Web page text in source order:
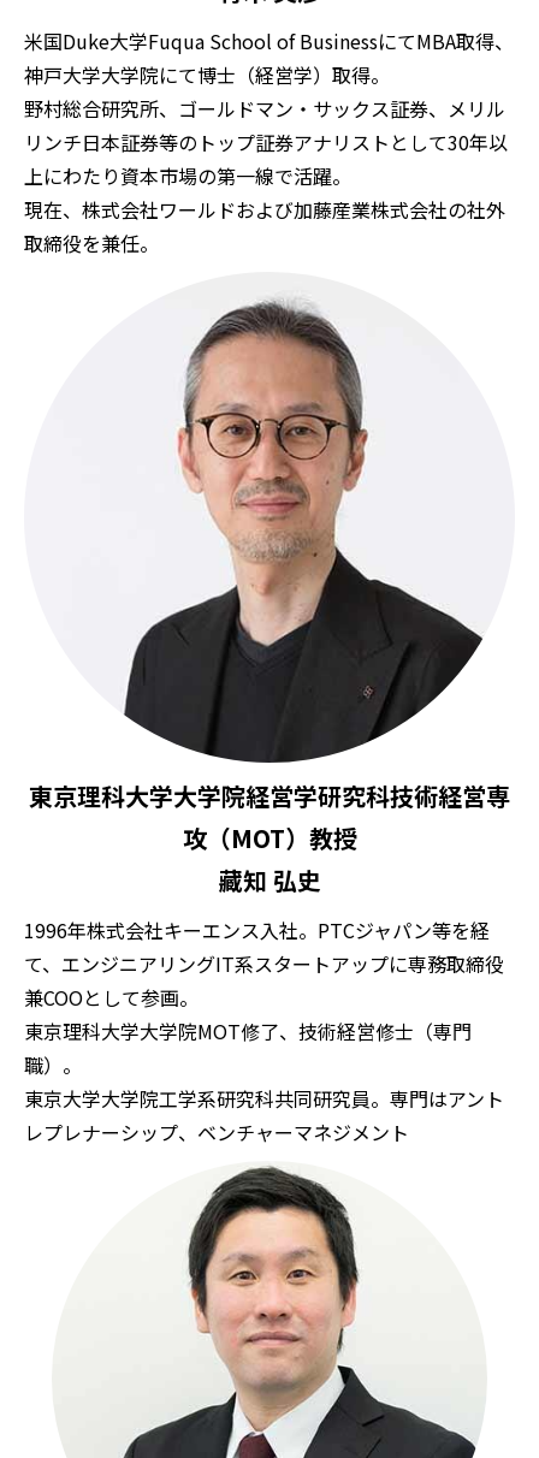
米国Duke大学Fuqua School of BusinessにてMBA取得、
神戸大学大学院にて博士（経営学）取得。
野村総合研究所、ゴールドマン・サックス証券、メリル
リンチ日本証券等のトップ証券アナリストとして30年以
上にわたり資本市場の第一線で活躍。
現在、株式会社ワールドおよび加藤産業株式会社の社外
取締役を兼任。
東京理科大学大学院経営学研究科技術経営専
攻（MOT）教授
藏知 弘史
1996年株式会社キーエンス入社。PTCジャパン等を経
て、エンジニアリングIT系スタートアップに専務取締役
兼COOとして参画。
東京理科大学大学院MOT修了、技術経営修士（専門
職）。
東京大学大学院工学系研究科共同研究員。専門はアント
レプレナーシップ、ベンチャーマネジメント